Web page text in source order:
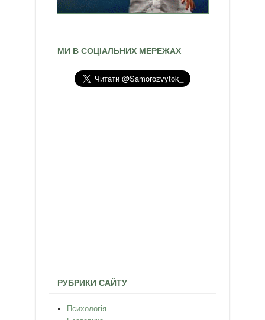
МИ В СОЦІАЛЬНИХ МЕРЕЖАХ
РУБРИКИ САЙТУ
Психологія